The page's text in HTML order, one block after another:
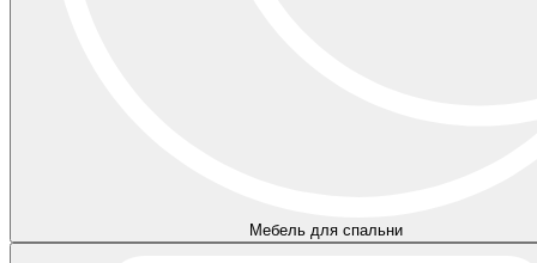
Мебель для спальни